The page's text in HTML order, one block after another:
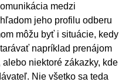
medzi
jeho profilu odberu
môžu byť i situácie, kedy
napríklad prenájom
niektoré zákazky, kde
Nie všetko sa teda